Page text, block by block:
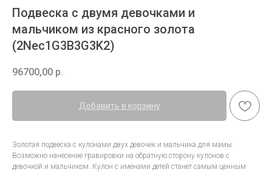
Подвеска с двумя девочками и
мальчиком из красного золота
(2Nec1G3B3G3K2)
96700,00 р.
Добавить в корзину
Золотая подвеска с кулонами двух девочек и мальчика для мамы.
Возможно нанесение гравировки на обратную сторону кулонов с
девочкой и мальчиком. Кулон с именами детей станет самым ценным